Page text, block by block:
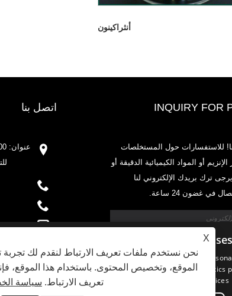
أنثراكينون
اتصل بنا INQUIRY FOR
للاستفسارات حول المستخلصات
الإنزيم أو المواد الكيميائية الدقيقة أو
ترك بريدك الإلكتروني لنا
غضون 24 ساعة.
مرافق
X
نحن نستخدم ملفات تعريف الارتباط لنقدم لك
الموقع، وتخصيص المحتوى. باستخدام هذا الموقع،
تعريف الارتباط. سياسة
This website
We use cookies to
advertising and analytics
your use of their services.
ACCEPT ALL